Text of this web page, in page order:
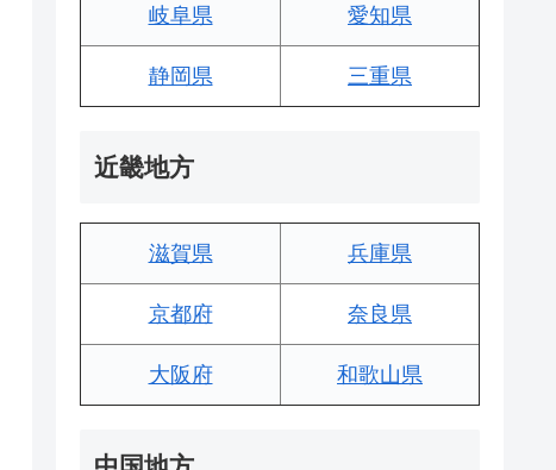
岐阜県 愛知県
静岡県 三重県
近畿地方
滋賀県 兵庫県
京都府 奈良県
大阪府 和歌山県